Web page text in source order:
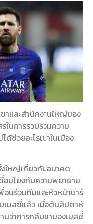
าและสำนักงานใหญ่ของ
ในการรวบรวมความ
ช่วยอะไรเขาในเมือง
ใหญ่เกี่ยวกับอนาคต
อมโยงกับความพยายาม
อนร่วมทีมและหัวหน้าบาร์
เมสซี่แล้ว เมื่อต้นสัปดาห์
นว่าการกลับมาของเมสซี่